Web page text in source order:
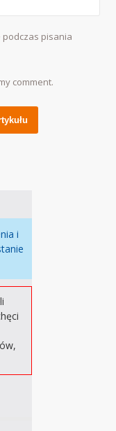
podczas pisania
comment.
i